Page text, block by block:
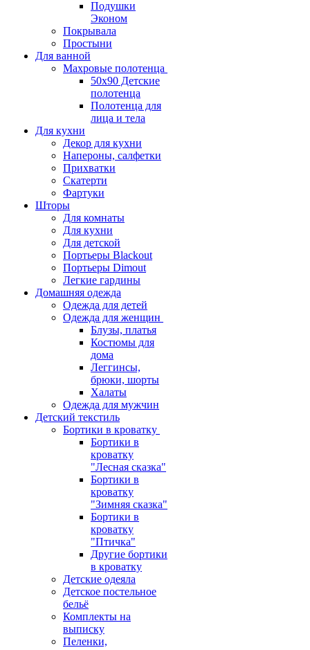
Подушки
Эконом
Покрывала
Простыни
Для ванной
Махровые полотенца
50х90 Детские
полотенца
Полотенца для
лица и тела
Для кухни
Декор для кухни
Напероны, салфетки
Прихватки
Скатерти
Фартуки
Шторы
Для комнаты
Для кухни
Для детской
Портьеры Blackout
Портьеры Dimout
Легкие гардины
Домашняя одежда
Одежда для детей
Одежда для женщин
Блузы, платья
Костюмы для
дома
Леггинсы,
брюки, шорты
Халаты
Одежда для мужчин
Детский текстиль
Бортики в кроватку
Бортики в
кроватку
"Лесная сказка"
Бортики в
кроватку
"Зимняя сказка"
Бортики в
кроватку
"Птичка"
Другие бортики
в кроватку
Детские одеяла
Детское постельное
бельё
Комплекты на
выписку
Пеленки,